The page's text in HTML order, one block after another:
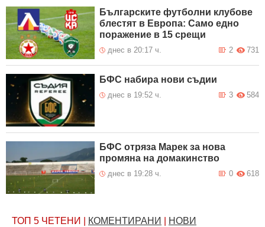
Българските футболни клубове
блестят в Европа: Само едно
поражение в 15 срещи
днес в 20:17 ч. 731
2
БФС набира нови съдии
днес в 19:52 ч. 584
3
БФС отряза Марек за нова
промяна на домакинство
днес в 19:28 ч. 618
0
ТОП 5 ЧЕТЕНИ КОМЕНТИРАНИ НОВИ